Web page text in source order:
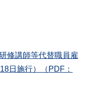
修講師等代替職員雇
日施行）（PDF：